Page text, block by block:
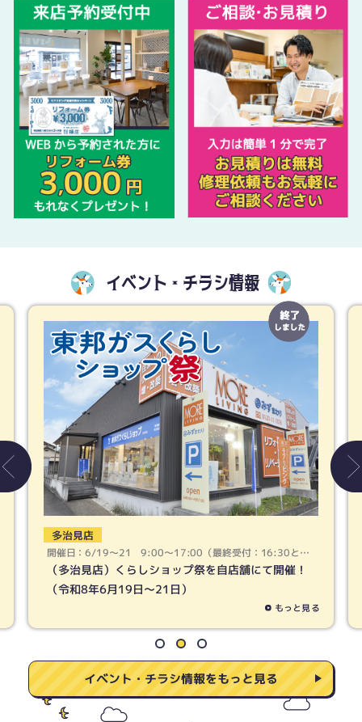
イベント・チラシ情報
日：6/19〜21 9:00〜17:00（最終受付：16:30とな
治見店）くらしショップ祭を自店舗にて開催！
和8年6月19日〜21日）
開催日：
イベント・チラシ情報をもっと見る